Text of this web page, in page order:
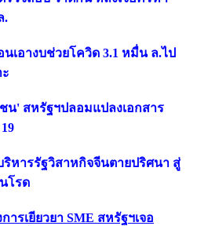
.
เอางบช่วยโควิด 3.1 หมื่น ล.ไป
น' สหรัฐฯปลอมแปลงเอกสาร
หารรัฐวิสาหกิจจีนตายปริศนา สู่
โรด
รเยียวยา SME สหรัฐฯเจอ